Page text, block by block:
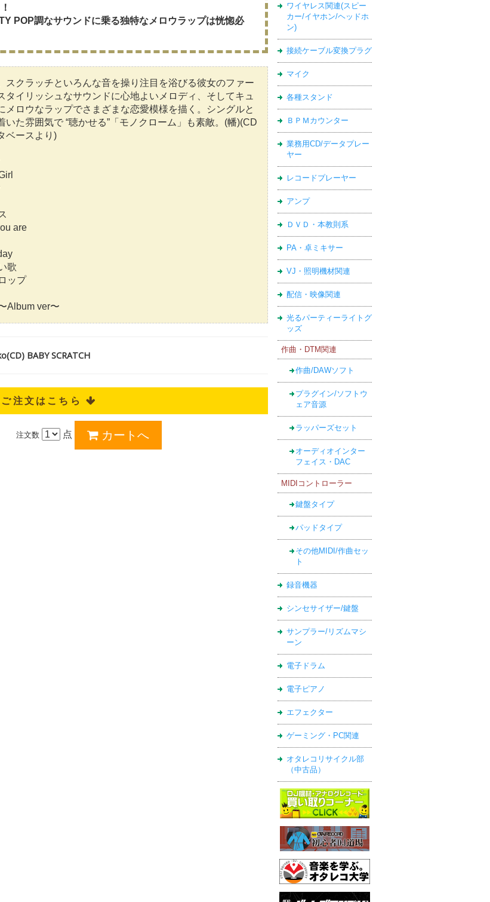
ワイヤレス関連(スピー
カー/イヤホン/ヘッドホ
ン)
接続ケーブル変換プラグ
マイク
各種スタンド
ＢＰＭカウンター
業務用CD/データプレー
ヤー
レコードプレーヤー
アンプ
ＤＶＤ・本教則系
PA・卓ミキサー
VJ・照明機材関連
配信・映像関連
光るパーティーライトグ
ッズ
作曲・DTM関連
作曲/DAWソフト
プラグイン/ソフトウ
ェア音源
ラッパーズセット
オーディオインター
フェイス・DAC
MIDIコントローラー
鍵盤タイプ
パッドタイプ
その他MIDI/作曲セッ
ト
録音機器
シンセサイザー/鍵盤
サンプラー/リズムマシ
ーン
電子ドラム
電子ピアノ
エフェクター
ゲーミング・PC関連
オタレコリサイクル部
（中古品）
POP調なサウンドに乗る独特なメロウラップは恍惚必
スクラッチといろんな音を操り注目を浴びる彼女のファー
タイリッシュなサウンドに心地よいメロディ、そしてキュ
メロウなラップでさまざまな恋愛模様を描く。シングルと
いた雰囲気で “聴かせる”「モノクローム」も素敵。(幡)(CD
ベースより)
are
歌
ップ
Album ver〜
BABY SCRATCH
注文はこちら 
注文数 点